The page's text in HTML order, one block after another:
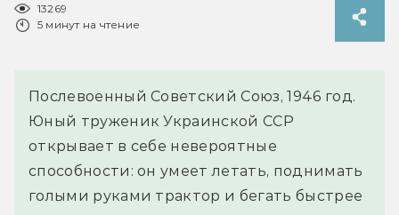
13269
5 минут на чтение
Послевоенный Советский Союз, 1946 год.
Юный труженик Украинской ССР
открывает в себе невероятные
способности: он умеет летать, поднимать
голыми руками трактор и бегать быстрее